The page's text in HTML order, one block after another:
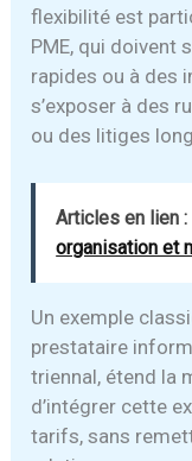
flexibilité est
PME, qui doivent
rapides ou à des
s’exposer à des
ou des litiges
Articles en lien :
organisation et
Un exemple
prestataire
triennal, étend la
d’intégrer cette
tarifs, sans